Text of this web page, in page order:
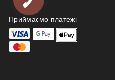
Приймаємо платежі